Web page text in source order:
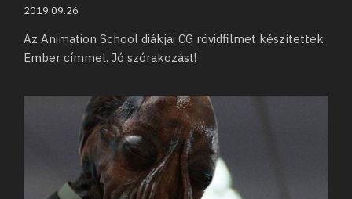
2019.09.26
Az Animation School diákjai CG rövidfilmet készítettek
Ember címmel. Jó szórakozást!